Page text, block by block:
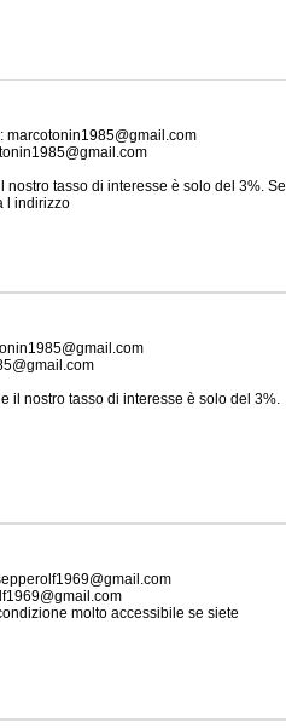
marcotonin1985@gmail.com
tasso di interesse è solo del 3%. Se
l indirizzo
il nostro tasso di interesse è solo del 3%.
molto accessibile se siete